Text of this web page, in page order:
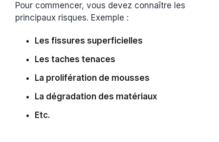
Pour commencer, vous devez connaître les
principaux risques. Exemple :
Les fissures superficielles
Les taches tenaces
La prolifération de mousses
La dégradation des matériaux
Etc.